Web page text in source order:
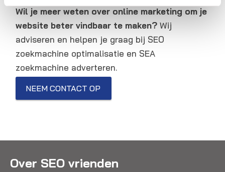
Wil je meer weten over online marketing om je
website beter vindbaar te maken? Wij
adviseren en helpen je graag bij SEO
zoekmachine optimalisatie en SEA
zoekmachine adverteren.
NEEM CONTACT OP
Over SEO vrienden